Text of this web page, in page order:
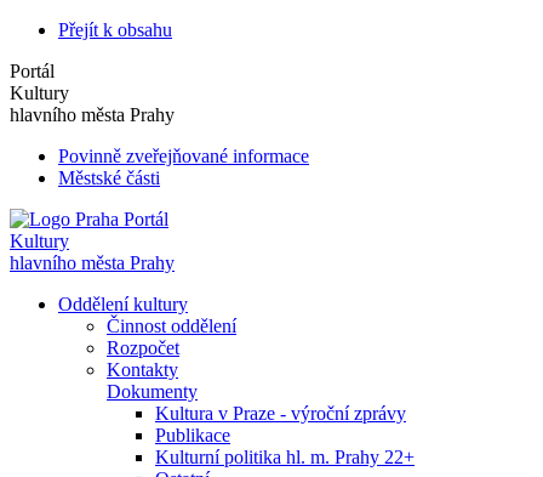
Přejít k obsahu
Portál
Kultury
hlavního města Prahy
Povinně zveřejňované informace
Městské části
Portál
Kultury
hlavního města Prahy
Oddělení kultury
Činnost oddělení
Rozpočet
Kontakty
Dokumenty
Kultura v Praze - výroční zprávy
Publikace
Kulturní politika hl. m. Prahy 22+